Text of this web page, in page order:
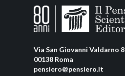
Via San Giovanni Valdarno 8
00138 Roma
pensiero@pensiero.it